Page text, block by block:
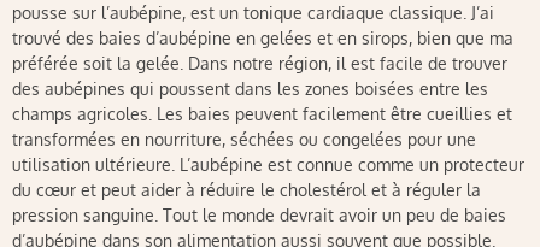
pousse sur l’aubépine, est un tonique cardiaque classique. J’ai
trouvé des baies d’aubépine en gelées et en sirops, bien que ma
préférée soit la gelée. Dans notre région, il est facile de trouver
des aubépines qui poussent dans les zones boisées entre les
champs agricoles. Les baies peuvent facilement être cueillies et
transformées en nourriture, séchées ou congelées pour une
utilisation ultérieure. L’aubépine est connue comme un protecteur
du cœur et peut aider à réduire le cholestérol et à réguler la
pression sanguine. Tout le monde devrait avoir un peu de baies
d’aubépine dans son alimentation aussi souvent que possible.